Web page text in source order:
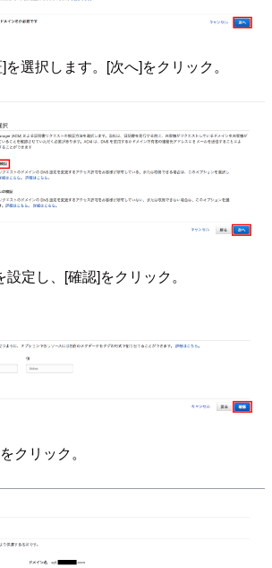
選択します。[次へ]をクリック。
定し、[確認]をクリック。
クリック。